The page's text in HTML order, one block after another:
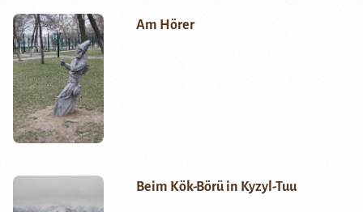
Am Hörer
Beim Kök-Börü in Kyzyl-Tuu